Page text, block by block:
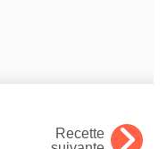
Recette